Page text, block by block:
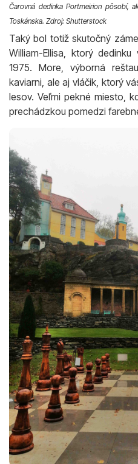
Čarovná dedinka Portmeirion pôsobí,
Toskánska. Zdroj: Shutterstock
Taký bol totiž skutočný
William-Ellisa, ktorý
1975. More, výborná
kaviarni, ale aj vláčik, ktorý
lesov. Veľmi pekné miesto,
prechádzkou pomedzi